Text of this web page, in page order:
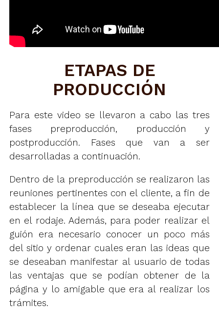
ETAPAS DE
PRODUCCIÓN
Para este video se llevaron a cabo las tres
fases preproducción, producción y
postproducción. Fases que van a ser
desarrolladas a continuación.
Dentro de la preproducción se realizaron las
reuniones pertinentes con el cliente, a fin de
establecer la línea que se deseaba ejecutar
en el rodaje. Además, para poder realizar el
guión era necesario conocer un poco más
del sitio y ordenar cuales eran las ideas que
se deseaban manifestar al usuario de todas
las ventajas que se podían obtener de la
página y lo amigable que era al realizar los
trámites.